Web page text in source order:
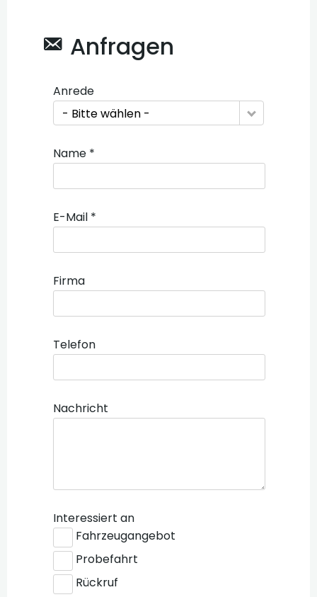
Anfragen
Anrede
- Bitte wählen -
Name *
E-Mail *
Firma
Telefon
Nachricht
Interessiert an
Fahrzeugangebot
Probefahrt
Rückruf